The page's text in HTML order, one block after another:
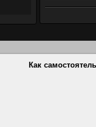
Как